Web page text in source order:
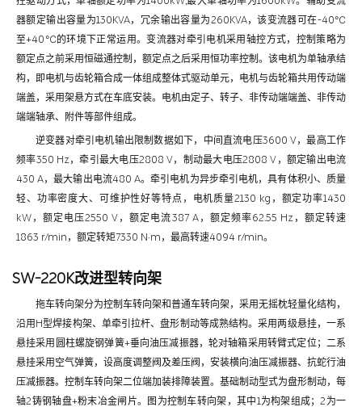
器额定输出容量为130KVA，冗余输出容量为260KVA，该变流器可在-40℃
至+40℃的环境下正常运用。变流器对牵引电机采用轴控方式，控制策略为
额定点之前采用恒磁通控制，额定点之后采用恒功率控制。该电机为单轴承结
构，即电机与齿轮箱合成一体组成整体式驱动单元，电机与齿轮箱共用传动端
端盖，采用架悬方式在车底安装。电机由定子、转子、非传动端端盖、非传动
端端轴承、附件等部件组成。
逆变器对牵引电机输出限制数据如下，中间直流电压3600 V，最高工作
频率350 Hz，牵引最大电压2808 V，制动最大电压2808 V，额定输出电流
430 A，最大输出电流480 A。牵引电机为异步牵引电机，具有体积小、质量
轻、功率密度大、可维护性好等特点，电机质量2130 kg，额定功率1430
kW，额定电压2550 V，额定电流387 A，额定频率62.55 Hz，额定转速
1863 r/min，额定转矩7330 N·m，最高转速4094 r/min。
SW-220K改进型转向架
拖车转向架分为控制车转向架和普通车转向架，采用无摇枕轻量化结构，
沿用H型焊接构架、单牵引拉杆、盘形制动等成熟结构。采用两级悬挂，一系
悬挂采用圆柱螺旋钢弹簧+垂向油压减振器，轮对轴箱采用转臂式定位；二系
悬挂采用空气弹簧，设高度调整阀及差压阀，安装横向油压减振器、抗蛇行油
压减振器。控制车转向架二位端加装排障装置。基础制动型式为盘形制动，每
轴2铸钢轴盘+粉末冶金闸片。图为控制车转向架，其中1为构架组成；2为一